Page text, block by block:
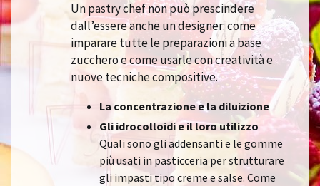
Un pastry chef non può prescindere
dall’essere anche un designer: come
imparare tutte le preparazioni a base
zucchero e come usarle con creatività e
nuove tecniche compositive.
La concentrazione e la diluizione
Gli idrocolloidi e il loro utilizzo
Quali sono gli addensanti e le gomme
più usati in pasticceria per strutturare
gli impasti tipo creme e salse. Come